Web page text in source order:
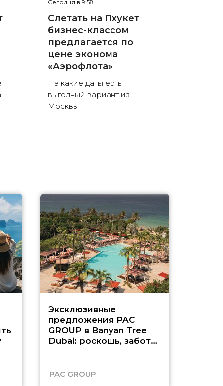
Сегодня в 9:58
Слетать на Пхукет
бизнес-классом
предлагается по
цене эконома
«Аэрофлота»
На какие даты есть
выгодный вариант из
Москвы
Эксклюзивные
предложения PAC
GROUP в Banyan Tree
Dubai: роскошь, забота
PAC GROUP